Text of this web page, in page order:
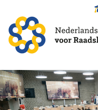
Alles Nieuws